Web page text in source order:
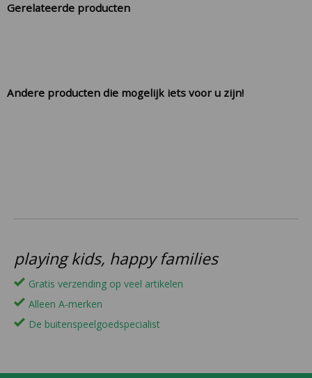
Gerelateerde producten
Andere producten die mogelijk iets voor u zijn!
playing kids, happy families
Gratis verzending op veel artikelen
Alleen A-merken
De buitenspeelgoedspecialist